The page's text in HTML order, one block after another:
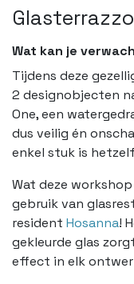
Wat kan je
Tijdens deze
2 designobjecten
One, een
dus veilig én
enkel stuk is
Wat deze
gebruik van
resident Hosanna!
gekleurde glas
effect in elk